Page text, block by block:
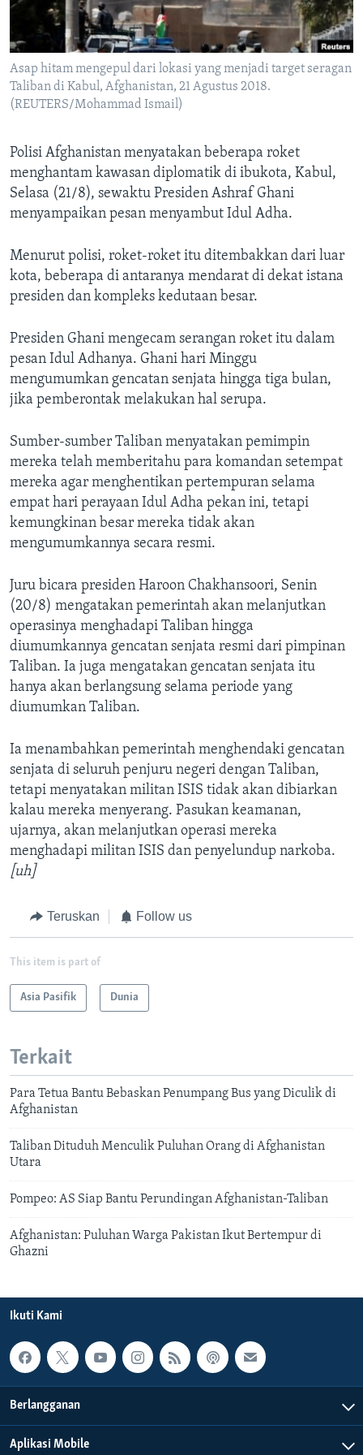
Asap hitam mengepul dari lokasi yang menjadi target seragan
Taliban di Kabul, Afghanistan, 21 Agustus 2018.
(REUTERS/Mohammad Ismail)
Polisi Afghanistan menyatakan beberapa roket
menghantam kawasan diplomatik di ibukota, Kabul,
Selasa (21/8), sewaktu Presiden Ashraf Ghani
menyampaikan pesan menyambut Idul Adha.
Menurut polisi, roket-roket itu ditembakkan dari luar
kota, beberapa di antaranya mendarat di dekat istana
presiden dan kompleks kedutaan besar.
Presiden Ghani mengecam serangan roket itu dalam
pesan Idul Adhanya. Ghani hari Minggu
mengumumkan gencatan senjata hingga tiga bulan,
jika pemberontak melakukan hal serupa.
Sumber-sumber Taliban menyatakan pemimpin
mereka telah memberitahu para komandan setempat
mereka agar menghentikan pertempuran selama
empat hari perayaan Idul Adha pekan ini, tetapi
kemungkinan besar mereka tidak akan
mengumumkannya secara resmi.
Juru bicara presiden Haroon Chakhansoori, Senin
(20/8) mengatakan pemerintah akan melanjutkan
operasinya menghadapi Taliban hingga
diumumkannya gencatan senjata resmi dari pimpinan
Taliban. Ia juga mengatakan gencatan senjata itu
hanya akan berlangsung selama periode yang
diumumkan Taliban.
Ia menambahkan pemerintah menghendaki gencatan
senjata di seluruh penjuru negeri dengan Taliban,
tetapi menyatakan militan ISIS tidak akan dibiarkan
kalau mereka menyerang. Pasukan keamanan,
ujarnya, akan melanjutkan operasi mereka
menghadapi militan ISIS dan penyelundup narkoba.
[uh]
Teruskan Follow us
This item is part of
Asia Pasifik Dunia
Terkait
Para Tetua Bantu Bebaskan Penumpang Bus yang Diculik di
Afghanistan
Taliban Dituduh Menculik Puluhan Orang di Afghanistan
Utara
Pompeo: AS Siap Bantu Perundingan Afghanistan-Taliban
Afghanistan: Puluhan Warga Pakistan Ikut Bertempur di
Ghazni
Ikuti Kami
Berlangganan
Aplikasi Mobile